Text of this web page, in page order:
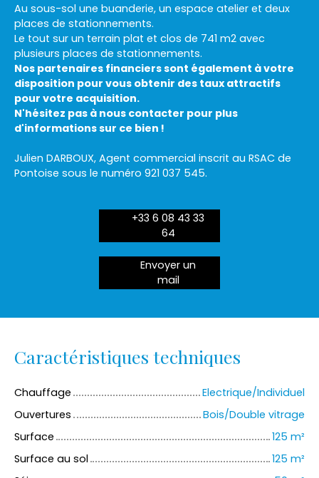
Au sous-sol une buanderie, un espace atelier et deux
places de stationnements.
Le tout sur un terrain plat et clos de 741 m2 avec
plusieurs places de stationnements.
Nos partenaires financiers sont également à votre
disposition pour vous obtenir des taux attractifs
pour votre acquisition.
N'hésitez pas à nous contacter pour plus
d'informations sur ce bien !
Julien DARBOUX, Agent commercial inscrit au RSAC de
Pontoise sous le numéro 921 037 545.
+33 6 08 43 33
64
Envoyer un
mail
Caractéristiques techniques
Chauffage
Electrique/Individuel
Ouvertures
Bois/Double vitrage
Surface
125 m²
Surface au sol
125 m²